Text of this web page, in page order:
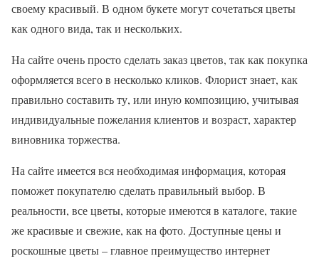
своему красивый. В одном букете могут сочетаться цветы
как одного вида, так и нескольких.
На сайте очень просто сделать заказ цветов, так как покупка
оформляется всего в несколько кликов. Флорист знает, как
правильно составить ту, или иную композицию, учитывая
индивидуальные пожелания клиентов и возраст, характер
виновника торжества.
На сайте имеется вся необходимая информация, которая
поможет покупателю сделать правильный выбор. В
реальности, все цветы, которые имеются в каталоге, такие
же красивые и свежие, как на фото. Доступные цены и
роскошные цветы – главное преимущество интернет